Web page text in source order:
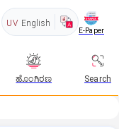
UV English
E-Paper
ಹೊಂಗಿರಣ Search